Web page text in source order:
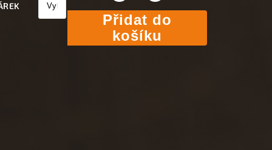
Přidat do
košíku